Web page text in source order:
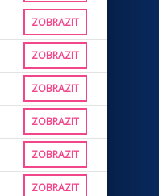
ZOBRAZIT
ZOBRAZIT
ZOBRAZIT
ZOBRAZIT
ZOBRAZIT
ZOBRAZIT